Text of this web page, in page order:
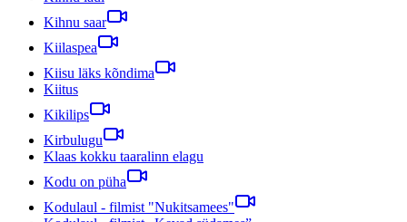
Kihnu saar
Kiilaspea
Kiisu läks kõndima
Kiitus
Kikilips
Kirbulugu
Klaas kokku taaralinn elagu
Kodu on püha
Kodulaul - filmist "Nukitsamees"